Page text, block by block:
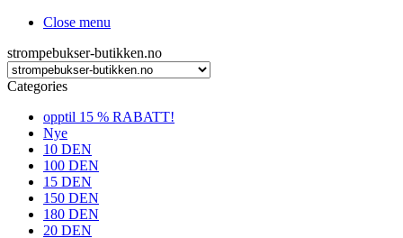
Close menu
strompebukser-butikken.no
Categories
opptil 15 % RABATT!
Nye
10 DEN
100 DEN
15 DEN
150 DEN
180 DEN
20 DEN